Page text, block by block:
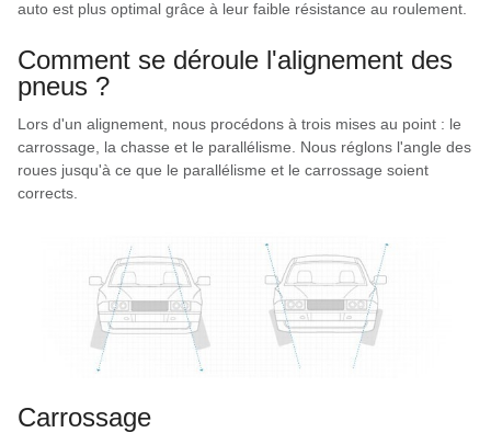
auto est plus optimal grâce à leur faible résistance au roulement.
Comment se déroule l'alignement des
pneus ?
Lors d'un alignement, nous procédons à trois mises au point : le
carrossage, la chasse et le parallélisme. Nous réglons l'angle des
roues jusqu'à ce que le parallélisme et le carrossage soient
corrects.
Carrossage